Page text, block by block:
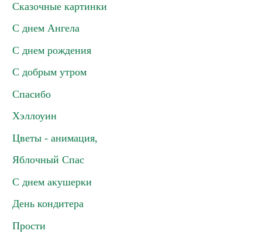
Сказочные картинки
С днем Ангела
С днем рождения
С добрым утром
Спасибо
Хэллоуин
Цветы - анимация,
Яблочный Спас
С днем акушерки
День кондитера
Прости